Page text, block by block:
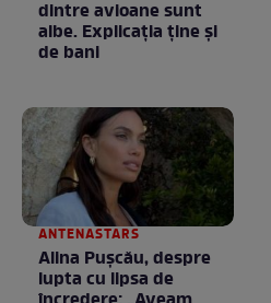
dintre avioane sunt
albe. Explicația ține și
de bani
ANTENASTARS
Alina Pușcău, despre
lupta cu lipsa de